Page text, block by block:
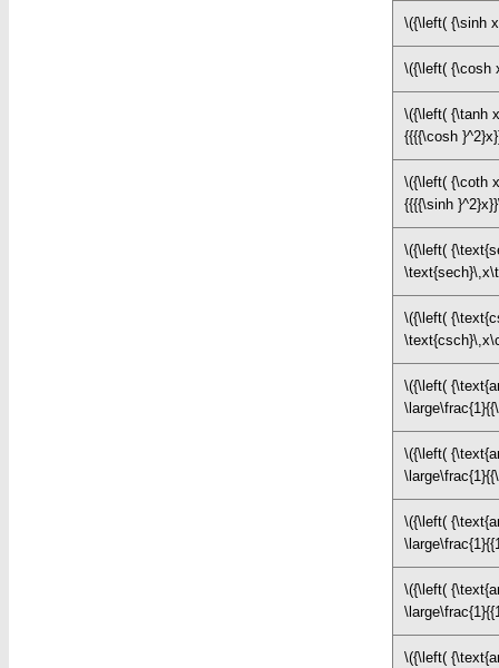
\({\left( {\sinh
\({\left( {\cosh
\({\left( {\tanh
{{{{\cosh
\({\left( {\coth
{{{{\sinh
\({\left(
\({\left(
\({\left(
\({\left(
\({\left(
\({\left(
\({\left(